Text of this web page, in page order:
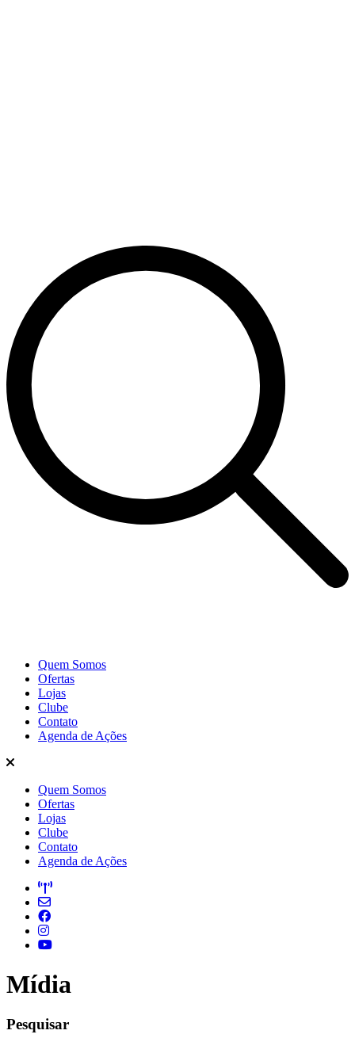
Quem Somos
Ofertas
Lojas
Clube
Contato
Agenda de Ações
Quem Somos
Ofertas
Lojas
Clube
Contato
Agenda de Ações
Mídia
Pesquisar